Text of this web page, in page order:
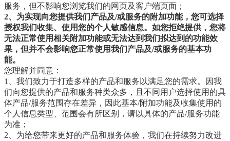
服务，但不影响您浏览我们的网页及客户端页面；
2、为实现向您提供我们产品及/或服务的附加功能， 您可选择
授权我们收集、使用您的个人敏感信息。如您拒绝提供，您将
无法正常使用相关附加功能或无法达到我们拟达到的功能效
果，但并不会影响您正常使用我们产品及/或服务的基本功
能。
您理解并同意：
1、我们致力于打造多样的产品和服务以满足您的需求。因我
们向您提供的产品和服务种类众多，且不同用户选择使用的具
体产品/服务范围存在差异，因此基本/附加功能及收集使用的
个人信息类型、范围会有所区别，请以具体的产品/服务功能
为准；
2、为给您带来更好的产品和服务体验，我们在持续努力改进